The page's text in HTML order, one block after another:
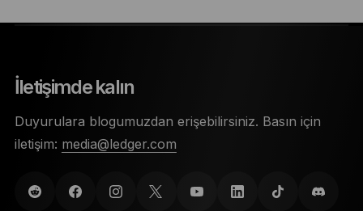
İletişimde kalın
Duyurulara blogumuzdan erişebilirsiniz. Basın için
iletişim: media@ledger.com